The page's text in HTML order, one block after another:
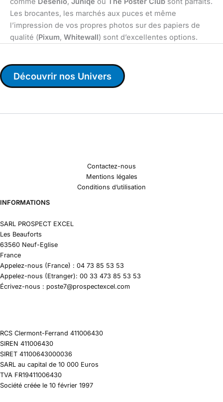
Les brocantes, les marchés aux puces et même
l’impression de vos propres photos sur des papiers de
qualité (Pixum, Whitewall) sont d’excellentes options.
Découvrir nos Univers
Contactez-nous
Mentions légales
Conditions d’utilisation
INFORMATIONS
SARL PROSPECT EXCEL
Les Beauforts
63560 Neuf-Eglise
France
Appelez-nous (France) : 04 73 85 53 53
Appelez-nous (Etranger): 00 33 473 85 53 53
Écrivez-nous : poste7@prospectexcel.com
RCS Clermont-Ferrand 411006430
SIREN 411006430
SIRET 41100643000036
SARL au capital de 10 000 Euros
TVA FR19411006430
Société créée le 10 février 1997